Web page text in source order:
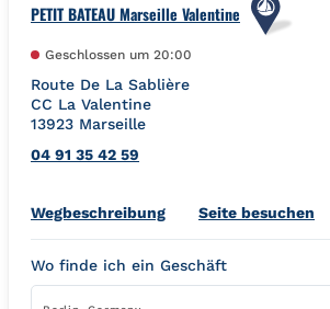
PETIT BATEAU Marseille Valentine
Geschlossen um 20:00
Route De La Sablière
CC La Valentine
13923 Marseille
04 91 35 42 59
WegbeschreibungLink Opens in New Tab
Seite besuchen
Wo finde ich ein Geschäft